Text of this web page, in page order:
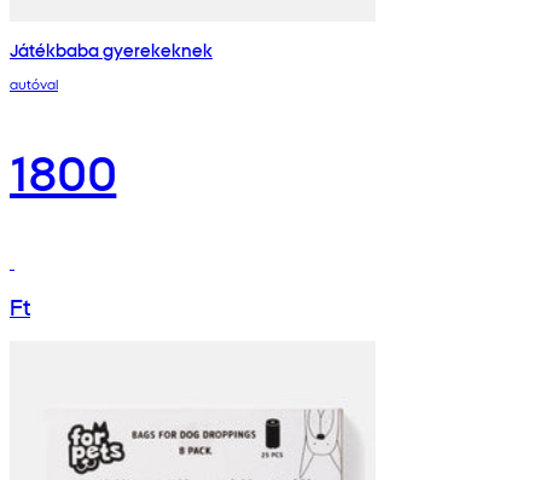
Játékbaba gyerekeknek
autóval
1800
Ft